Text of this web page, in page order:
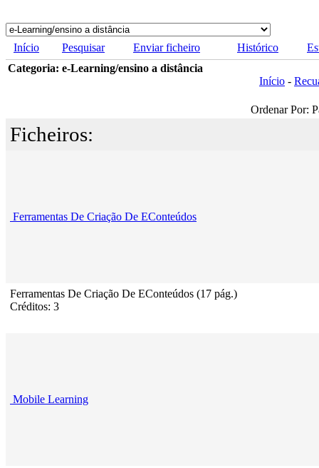
Início Pesquisar Enviar ficheiro Histórico
Categoria: e-Learning/ensino a distância
Início -
Ordenar Por:
Ficheiros:
Ferramentas De Criação De EConteúdos
Ferramentas De Criação De EConteúdos (17 pág.)
Créditos: 3
Mobile Learning